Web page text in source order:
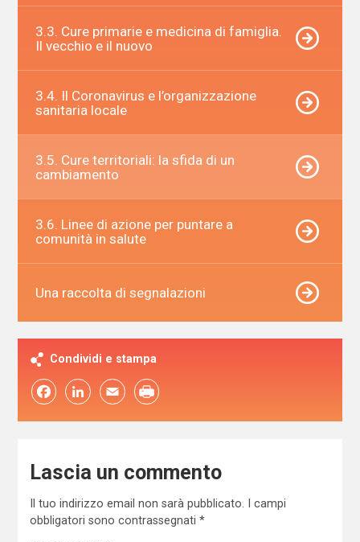
3.3. Cure primarie e medicina di famiglia.
Il vecchio e il nuovo
3.4. Il Coronavirus e l’organizzazione
sanitaria locale
3.5. Cure territoriali: la sfida di un
cambiamento
3.6. Linee di azione per puntare a
comunità in salute
Una raccolta di segnalazioni
Condividi e stampa
FacebookLinkedIn Email
Lascia un commento
Il tuo indirizzo email non sarà pubblicato.
I campi
obbligatori sono contrassegnati *